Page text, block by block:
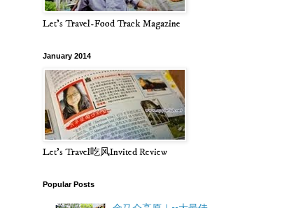
Let's Travel-Food Track Magazine
January 2014
Let's Travel吃风Invited Review
Popular Posts